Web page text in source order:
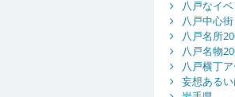
八戸なイベ
八戸中心街
八戸名所
八戸名物
八戸横丁
妄想ある